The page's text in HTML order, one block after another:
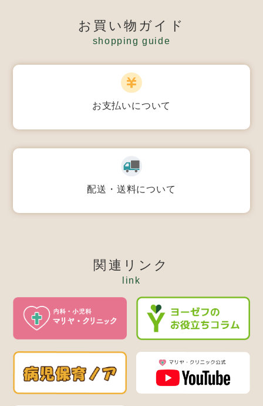
お買い物ガイド
shopping guide
お支払いについて
配送・送料について
関連リンク
link